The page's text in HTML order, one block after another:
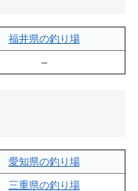
福井県の釣り場
–
愛知県の釣り場
三重県の釣り場